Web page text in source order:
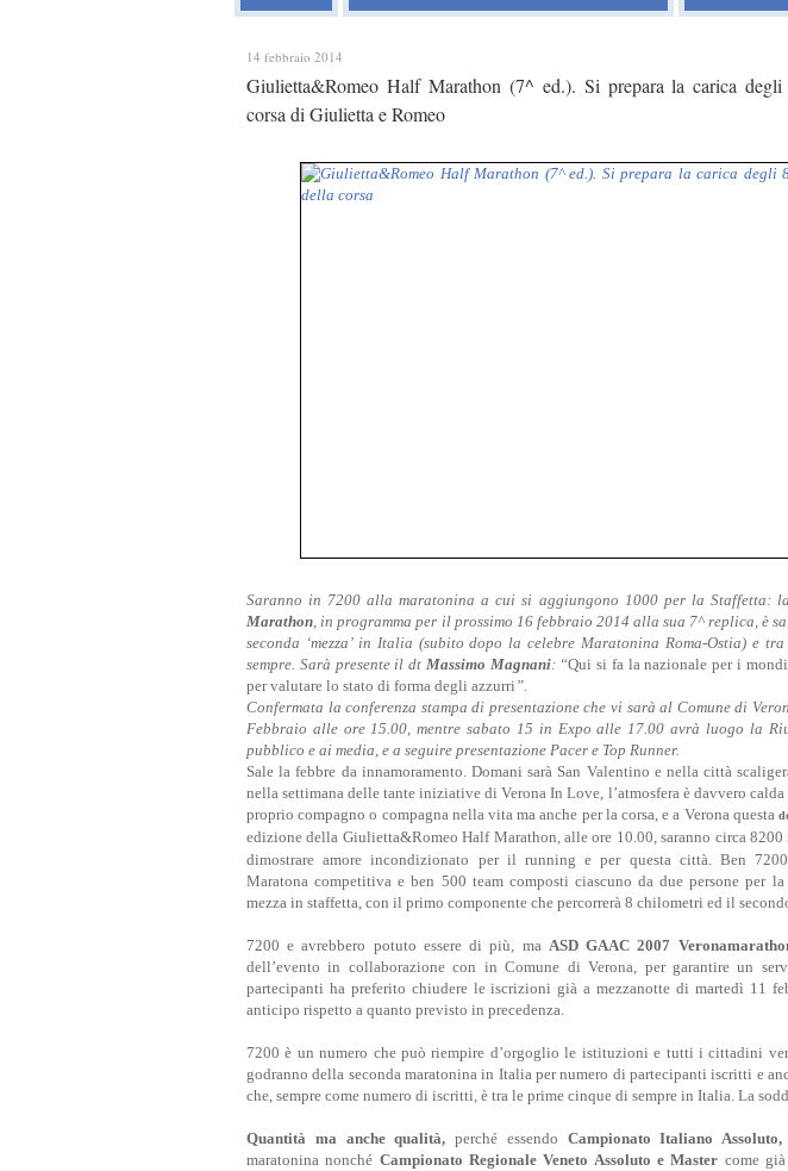
14 febbraio 2014
Giulietta&Romeo Half Marathon (7^ ed.). Si prepara la carica
corsa di Giulietta e Romeo
Saranno in 7200 alla maratonina a cui si aggiungono 1000 per la Staffetta: la
Marathon, in programma per il prossimo 16 febbraio 2014 alla sua 7^ replica, è
seconda ‘mezza’ in Italia (subito dopo la celebre Maratonina Roma-Ostia) e
sempre. Sarà presente il dt Massimo Magnani: “Qui si fa la nazionale per i
per valutare lo stato di forma degli azzurri ”.
Confermata la conferenza stampa di presentazione che vi sarà al Comune di
Febbraio alle ore 15.00, mentre sabato 15 in Expo alle 17.00 avrà luogo la
pubblico e ai media, e a seguire presentazione Pacer e Top Runner.
Sale la febbre da innamoramento. Domani sarà San Valentino e nella città
nella settimana delle tante iniziative di Verona In Love, l’atmosfera è davvero
proprio compagno o compagna nella vita ma anche per la corsa, e a Verona questa
edizione della Giulietta&Romeo Half Marathon, alle ore 10.00, saranno circa
dimostrare amore incondizionato per il running e per questa città. Ben
Maratona competitiva e ben 500 team composti ciascuno da due persone per la
mezza in staffetta, con il primo componente che percorrerà 8 chilometri ed il
7200 e avrebbero potuto essere di più, ma ASD GAAC 2007
dell’evento in collaborazione con in Comune di Verona, per garantire un
partecipanti ha preferito chiudere le iscrizioni già a mezzanotte di martedì 11
anticipo rispetto a quanto previsto in precedenza.
7200 è un numero che può riempire d’orgoglio le istituzioni e tutti i cittadini
godranno della seconda maratonina in Italia per numero di partecipanti iscritti e
che, sempre come numero di iscritti, è tra le prime cinque di sempre in Italia. La
Quantità ma anche qualità, perché essendo Campionato Italiano
maratonina nonché Campionato Regionale Veneto Assoluto e Master come